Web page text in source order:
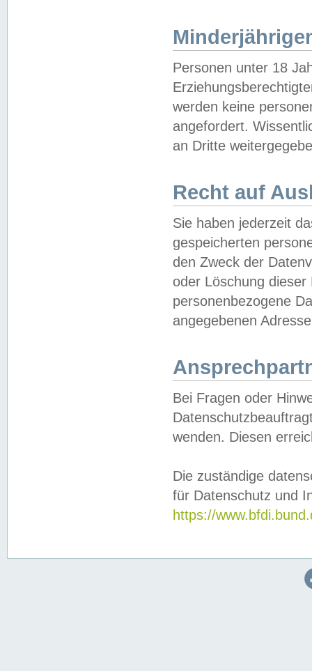
Personen unter 18
werden keine
angefordert.
an Dritte
Recht auf
Sie haben jederzeit
gespeicherten
den Zweck der
oder Löschung
personenbezogene
angegebenen
Bei Fragen oder
wenden. Diesen
Die zuständige
für Datenschutz und
https://